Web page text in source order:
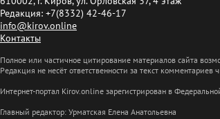
Редакция: +7(8332) 42-46-17
info@kirov.online
Контакты
Полное или частичное цитирование материалов сайта
Редакция не несёт ответственности за текст комментариев
Интернет-портал Kirov.online зарегистрирован в
Главный редактор: Урматская Елена Анатольевна